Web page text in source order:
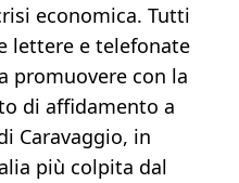
economica. Tutti
lettere e telefonate
promuovere con la
di affidamento a
Caravaggio, in
più colpita dal